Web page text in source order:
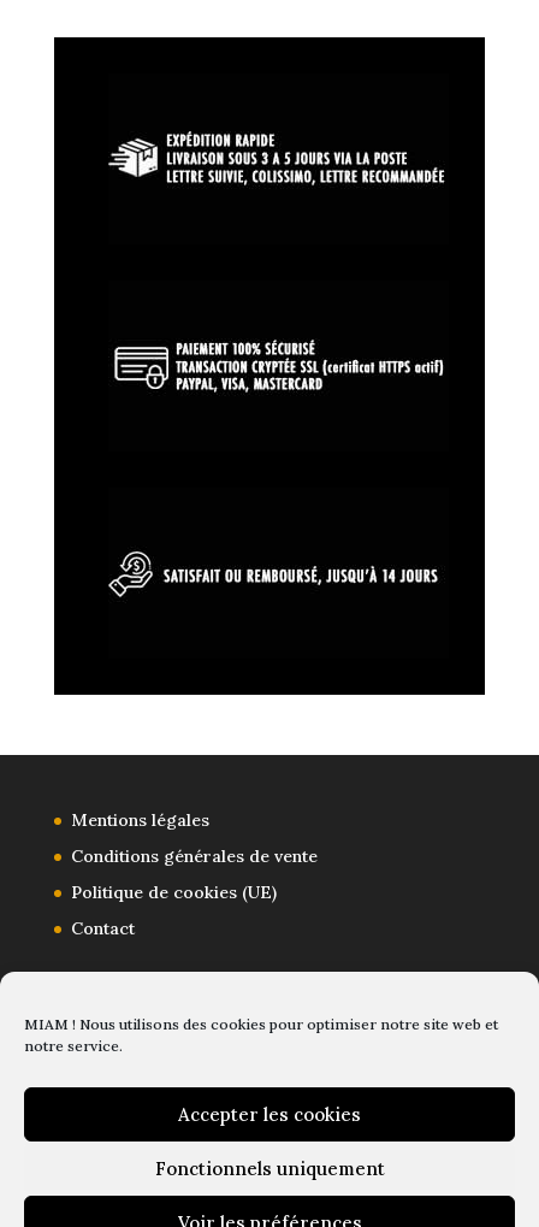
MIAM ! Nous utilisons des cookies pour optimiser notre site web et
notre service.
Accepter les cookies
Fonctionnels uniquement
Voir les préférences
Mentions légales
Conditions générales de vente
Politique de cookies (UE)
Contact